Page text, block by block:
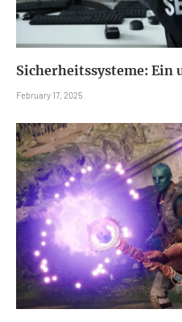
Sicherheitssysteme: Ein
February 17, 2025